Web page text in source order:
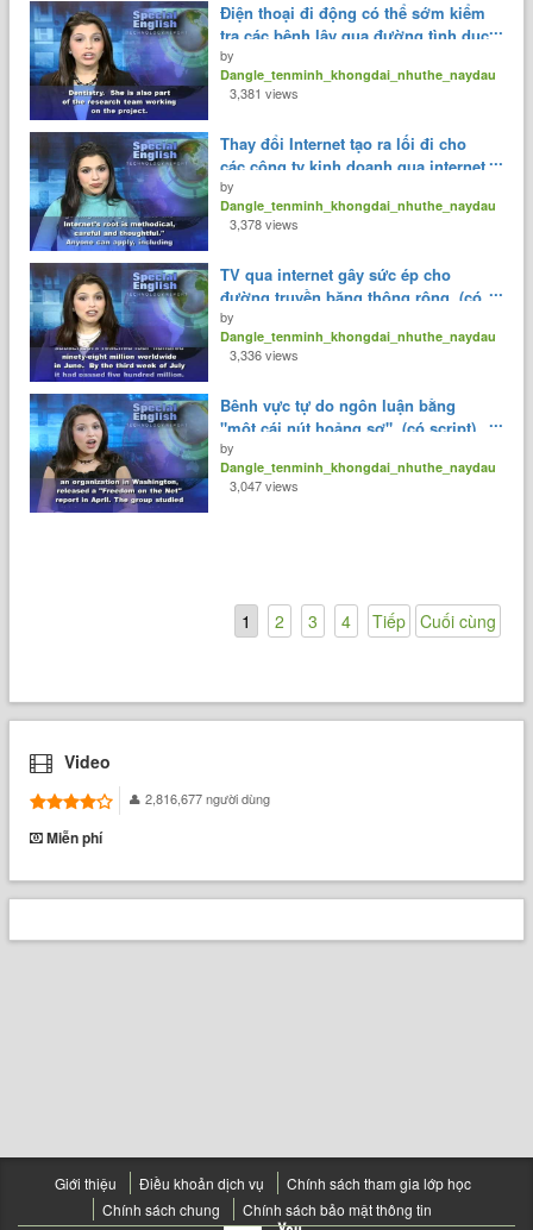
Điện thoại đi động có thể sớm kiểm
tra các bệnh lây qua đường tình dục
và nghẽn mạch máu. (có script)
by
Dangle_tenminh_khongdai_nhuthe_naydau
3,381 views
Thay đổi Internet tạo ra lối đi cho
các công ty kinh doanh qua internet.
by
Dangle_tenminh_khongdai_nhuthe_naydau
3,378 views
TV qua internet gây sức ép cho
đường truyền băng thông rộng. (có
script)
by
Dangle_tenminh_khongdai_nhuthe_naydau
3,336 views
Bênh vực tự do ngôn luận bằng
"một cái nút hoảng sợ". (có script)
by
Dangle_tenminh_khongdai_nhuthe_naydau
3,047 views
1 2 3 4 Tiếp Cuối cùng
Video
2,816,677 người dùng
Miễn phí
Giới thiệu Điều khoản dịch vụ
Chính sách tham gia lớp học
Chính sách chung
Chính sách bảo mật thông tin